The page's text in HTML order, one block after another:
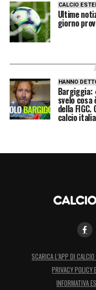
CALCIO
Ultime
giorno
HANNO
Bargiggia:
svelo
della
calcio
SCARICA L’APP DI
PRIVACY POLICY
INFORMATIVA